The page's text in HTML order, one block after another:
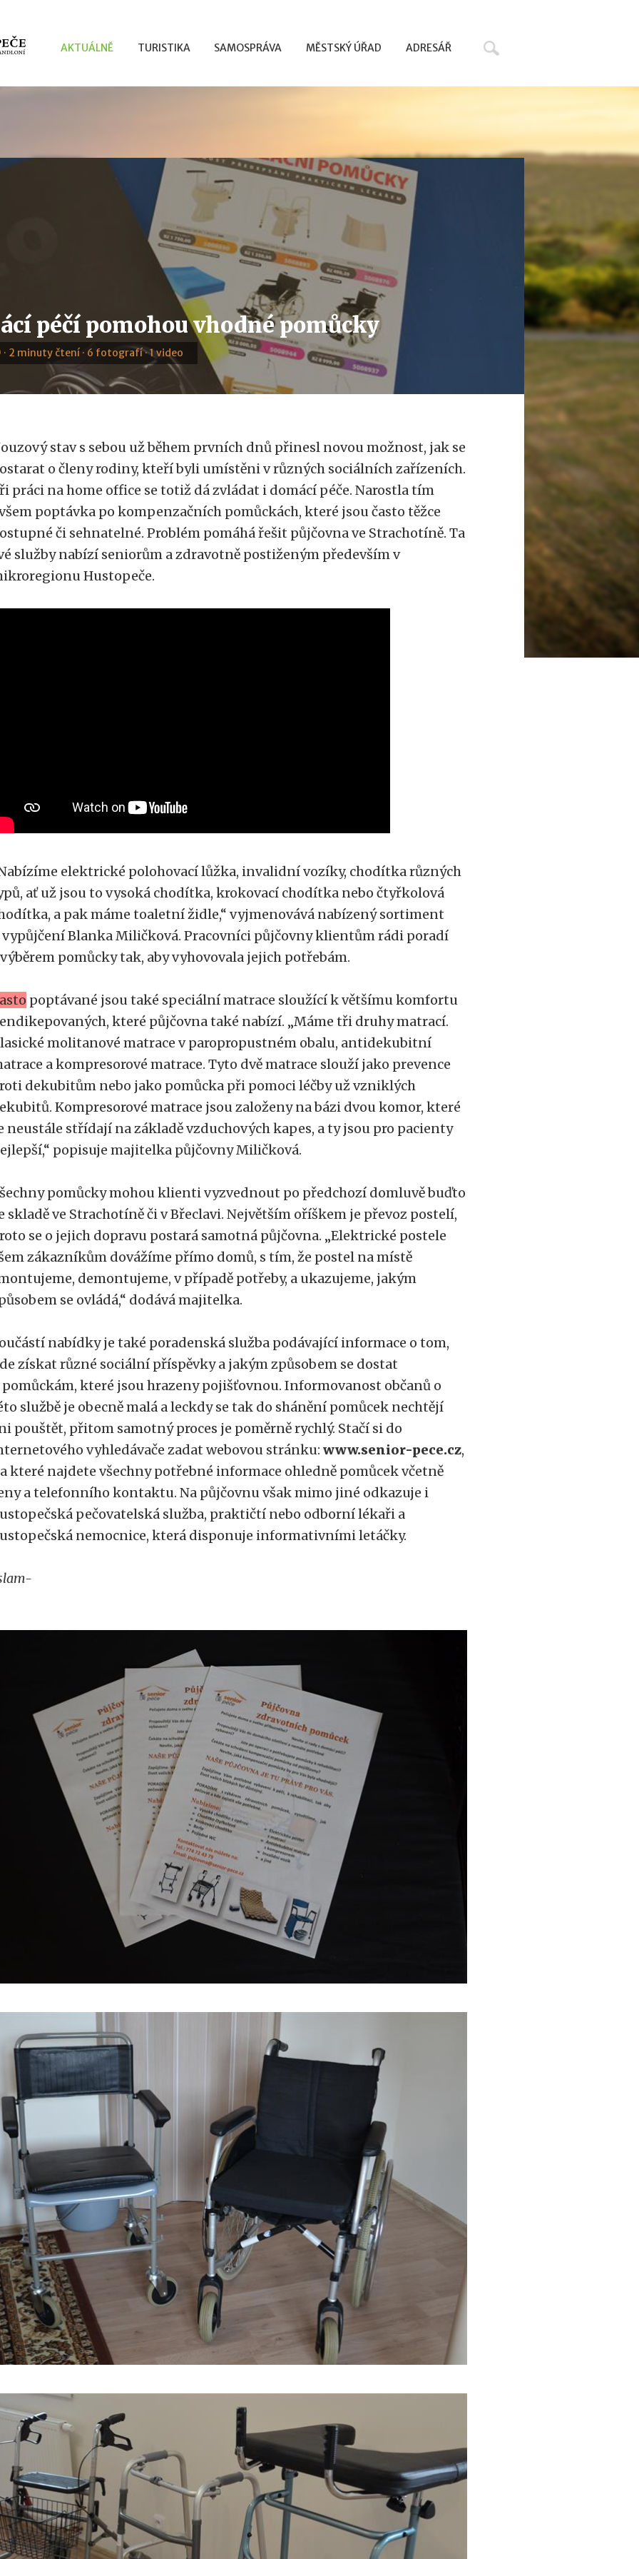
AKTUÁLNĚ TURISTIKA SAMOSPRÁVA MĚSTSKÝ ÚŘAD ADRESÁŘ
péčí pomohou vhodné pomůcky
· 2 minuty čtení · 6 fotografí · 1 video
stav s sebou už během prvních dnů přinesl novou možnost, jak se
o členy rodiny, kteří byli umístěni v různých sociálních zařízeních.
práci na home office se totiž dá zvládat i domácí péče. Narostla tím
poptávka po kompenzačních pomůckách, které jsou často těžce
či sehnatelné. Problém pomáhá řešit půjčovna ve Strachotíně. Ta
služby nabízí seniorům a zdravotně postiženým především v
Hustopeče.
elektrické polohovací lůžka, invalidní vozíky, chodítka různých
ať už jsou to vysoká chodítka, krokovací chodítka nebo čtyřkolová
a pak máme toaletní židle,“ vyjmenovává nabízený sortiment
Blanka Miličková. Pracovníci půjčovny klientům rádi poradí
pomůcky tak, aby vyhovovala jejich potřebám.
poptávané jsou také speciální matrace sloužící k většímu komfortu
které půjčovna také nabízí. „Máme tři druhy matrací.
molitanové matrace v paropropustném obalu, antidekubitní
a kompresorové matrace. Tyto dvě matrace slouží jako prevence
dekubitům nebo jako pomůcka při pomoci léčby už vzniklých
Kompresorové matrace jsou založeny na bázi dvou komor, které
neustále střídají na základě vzduchových kapes, a ty jsou pro pacienty
popisuje majitelka půjčovny Miličková.
pomůcky mohou klienti vyzvednout po předchozí domluvě buďto
skladě ve Strachotíně či v Břeclavi. Největším oříškem je převoz postelí,
se o jejich dopravu postará samotná půjčovna. „Elektrické postele
zákazníkům dovážíme přímo domů, s tím, že postel na místě
demontujeme, v případě potřeby, a ukazujeme, jakým
se ovládá,“ dodává majitelka.
nabídky je také poradenská služba podávající informace o tom,
získat různé sociální příspěvky a jakým způsobem se dostat
které jsou hrazeny pojišťovnou. Informovanost občanů o
službě je obecně malá a leckdy se tak do shánění pomůcek nechtějí
pouštět, přitom samotný proces je poměrně rychlý. Stačí si do
vyhledávače zadat webovou stránku:www.senior-pece.cz,
které najdete všechny potřebné informace ohledně pomůcek včetně
a telefonního kontaktu. Na půjčovnu však mimo jiné odkazuje i
pečovatelská služba, praktičtí nebo odborní lékaři a
nemocnice, která disponuje informativními letáčky.